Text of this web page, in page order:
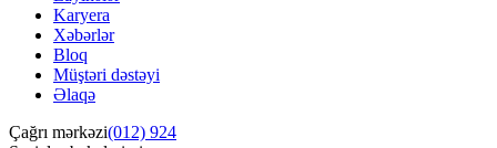
Karyera
Xəbərlər
Bloq
Müştəri dəstəyi
Əlaqə
Çağrı mərkəzi(012) 924